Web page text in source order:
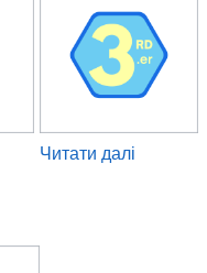
Читати далі